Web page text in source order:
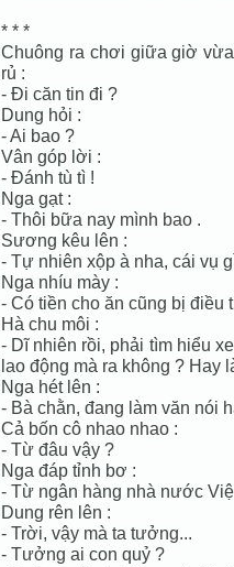
* * *
Chuông ra chơi giữa giờ
rủ :
- Đi căn tin đi ?
Dung hỏi :
- Ai bao ?
Vân góp lời :
- Đánh tù tì !
Nga gạt :
- Thôi bữa nay mình bao .
Sương kêu lên :
- Tự nhiên xộp à nha, cái vụ
Nga nhíu mày :
- Có tiền cho ăn cũng bị điều
Hà chu môi :
- Dĩ nhiên rồi, phải tìm hiểu
lao động mà ra không ? Hay
Nga hét lên :
- Bà chằn, đang làm văn nói
Cả bốn cô nhao nhao :
- Từ đâu vậy ?
Nga đáp tỉnh bơ :
- Từ ngân hàng nhà nước
Dung rên lên :
- Trời, vậy mà ta tưởng...
- Tưởng ai con quỷ ?